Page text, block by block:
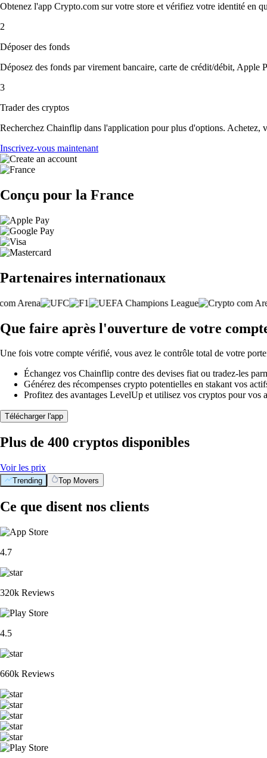
Obtenez l'app Crypto.com sur votre store et vérifiez votre identité en
2
Déposer des fonds
Déposez des fonds par virement bancaire, carte de crédit/débit,
3
Trader des cryptos
Recherchez Chainflip dans l'application pour plus d'options. Achetez,
Inscrivez-vous maintenant
Conçu pour la France
Partenaires internationaux
Que faire après l'ouverture de votre
Une fois votre compte vérifié, vous avez le contrôle total de votre
Échangez vos Chainflip contre des devises fiat ou tradez-les
Générez des récompenses crypto potentielles en stakant vos
Profitez des avantages LevelUp et utilisez vos cryptos pour vos
Télécharger l'app
Plus de 400 cryptos disponibles
Voir les prix
Trending Top Movers
Ce que disent nos clients
4.7
320k Reviews
4.5
660k Reviews